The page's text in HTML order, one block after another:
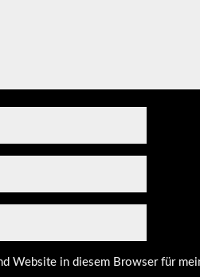
Website in diesem Browser für